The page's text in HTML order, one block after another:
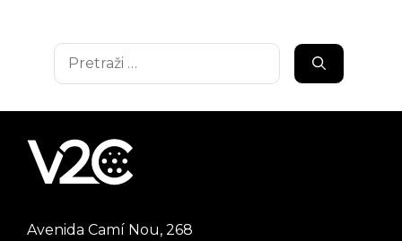
Pretraži:
Avenida Camí Nou, 268